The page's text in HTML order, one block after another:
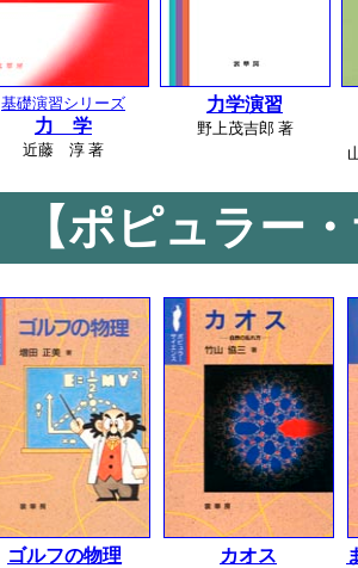
基礎演習シリーズ
力 学
近藤 淳 著
力学演習
野上茂吉郎 著
【ポピュラー
ゴルフの物理 カオス